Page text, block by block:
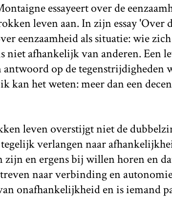
essayeert over de
leven aan. In zijn essay 'Over
eenzaamheid als situatie: wie
niet afhankelijk van anderen. Een
antwoord op de tegenstrijdigheden
kan het weten: meer dan een
leven overstijgt niet de
tegelijk verlangen naar
en ergens bij willen horen en
naar verbinding en
onafhankelijkheid en is iemand